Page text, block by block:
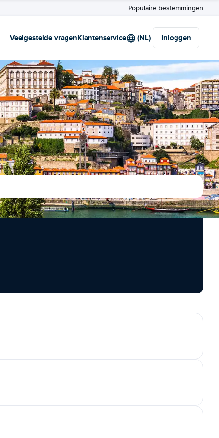
Populaire bestemmingen
Veelgestelde vragenKlantenservice (NL) Inloggen